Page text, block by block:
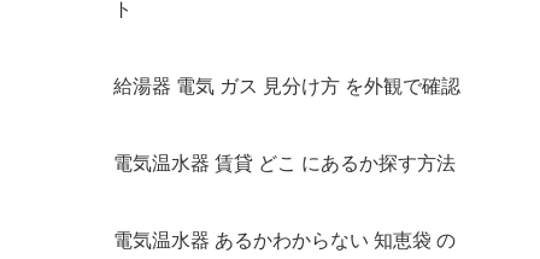
ト
給湯器 電気 ガス 見分け方 を外観で確認
電気温水器 賃貸 どこ にあるか探す方法
電気温水器 あるかわからない 知恵袋 の